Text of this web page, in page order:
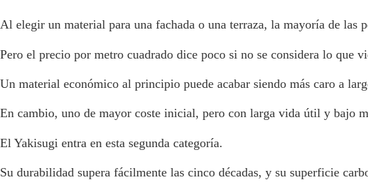
Al elegir un material para una fachada o una terraza, la mayoría de las
Pero el precio por metro cuadrado dice poco si no se considera lo que
Un material económico al principio puede acabar siendo más caro a
En cambio, uno de mayor coste inicial, pero con larga vida útil y bajo
El Yakisugi entra en esta segunda categoría.
Su durabilidad supera fácilmente las cinco décadas, y su superficie